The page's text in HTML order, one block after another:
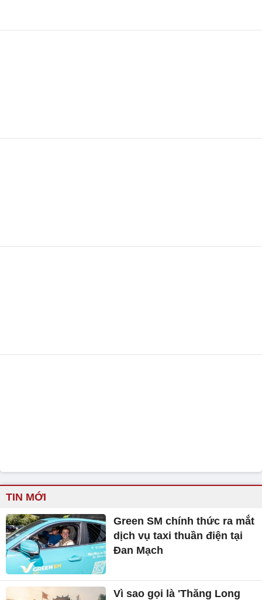
TIN MỚI
Green SM chính thức ra mắt
dịch vụ taxi thuần điện tại
Đan Mạch
Vì sao gọi là 'Thăng Long